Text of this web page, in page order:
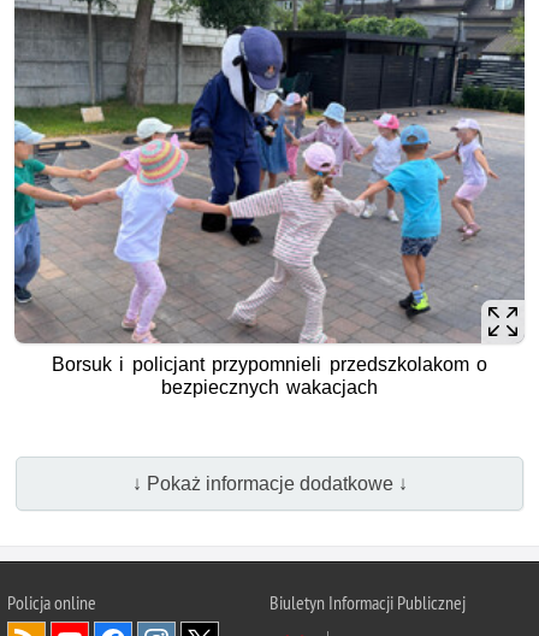
Borsuk i policjant przypomnieli przedszkolakom o
bezpiecznych wakacjach
↓ Pokaż informacje dodatkowe ↓
Policja online
Biuletyn Informacji Publicznej